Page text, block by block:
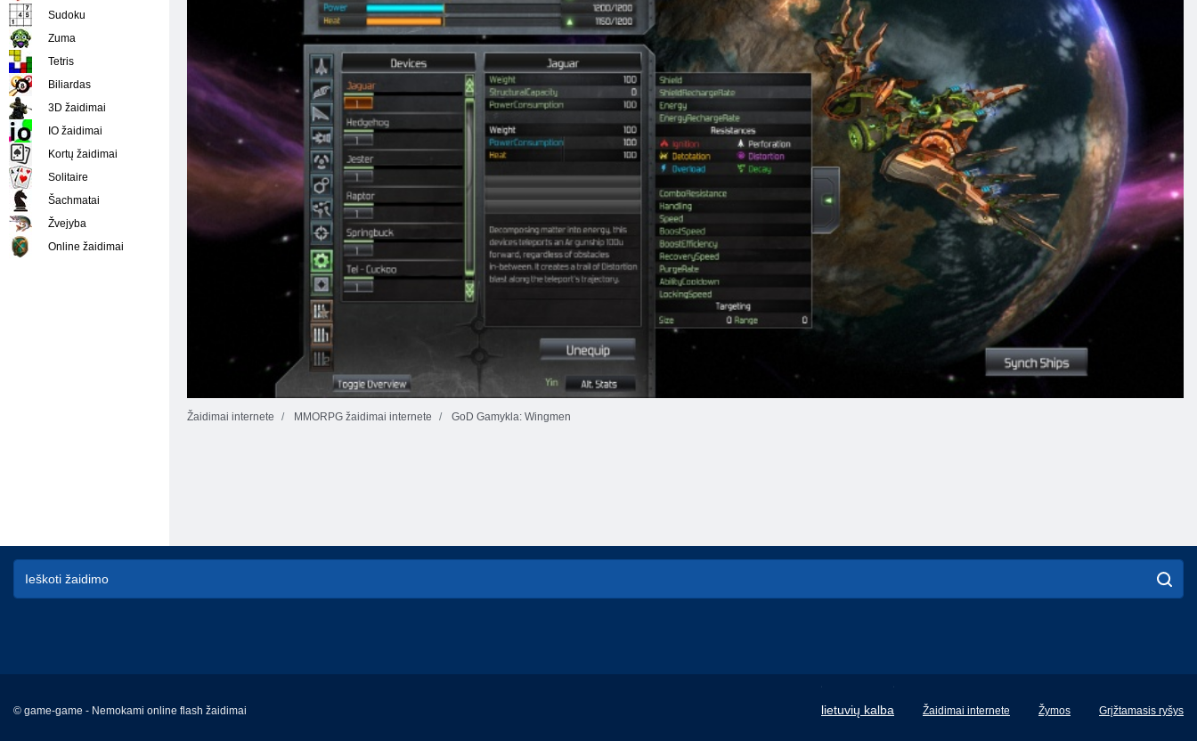
Žaidimai internete MMORPG žaidimai internete GoD Gamykla: Wingmen
Sudoku
Zuma
Tetris
Biliardas
3D žaidimai
IO žaidimai
Kortų žaidimai
Solitaire
Šachmatai
Žvejyba
Online žaidimai
© game-game - Nemokami online flash žaidimai lietuvių kalba
English
Žaidimai internete Žymos Grįžtamasis ryšys